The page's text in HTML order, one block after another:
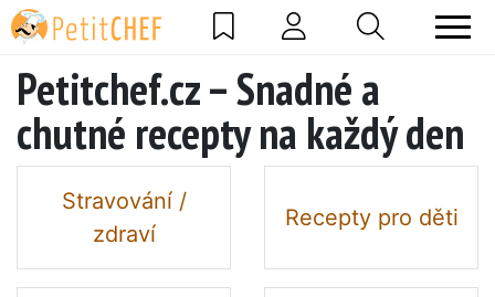
Petitchef.cz – Snadné a
chutné recepty na každý den
Stravování /
zdraví
Recepty pro děti